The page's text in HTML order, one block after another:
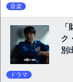
音楽
ク
別
ドラマ